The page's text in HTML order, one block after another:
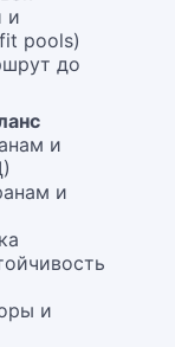
и
pools)
до
и
и
и